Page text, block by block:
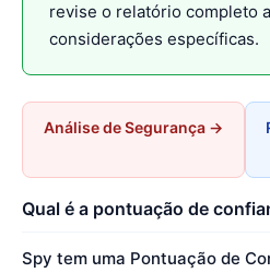
revise o relatório completo
considerações específicas.
Análise de Segurança →
Qual é a pontuação de
Spy tem uma Pontuação de